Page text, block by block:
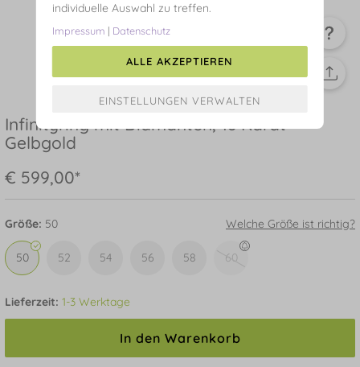
Infinityring mit Diamanten, 18 Karat
Gelbgold
€ 599,00*
Größe: 50 Welche Größe ist richtig?
50 52 54 56 58 60
Lieferzeit: 1-3 Werktage
In den Warenkorb
individuelle Auswahl zu treffen.
Impressum | Datenschutz
ALLE AKZEPTIEREN